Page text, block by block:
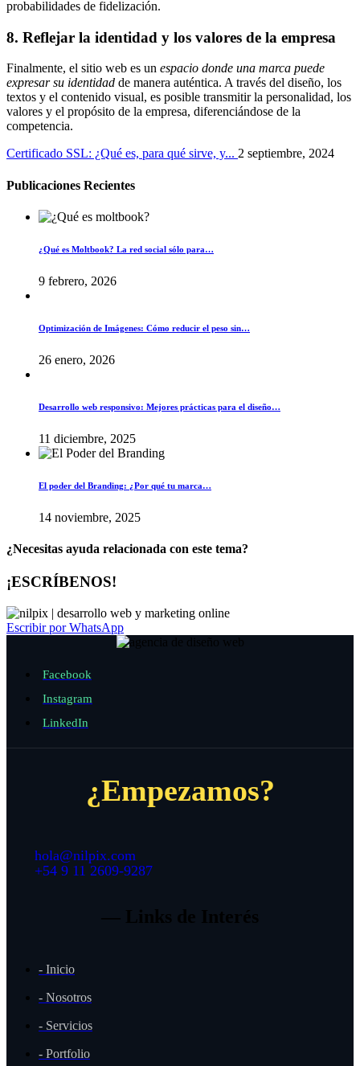
probabilidades de fidelización.
8. Reflejar la identidad y los valores de la empresa
Finalmente, el sitio web es un espacio donde una marca puede
expresar su identidad de manera auténtica. A través del diseño, los
textos y el contenido visual, es posible transmitir la personalidad, los
valores y el propósito de la empresa, diferenciándose de la
competencia.
Certificado SSL: ¿Qué es, para qué sirve, y... 2 septiembre, 2024
Publicaciones Recientes
¿Qué es Moltbook? La red social sólo para…
9 febrero, 2026
Optimización de Imágenes: Cómo reducir el peso sin…
26 enero, 2026
Desarrollo web responsivo: Mejores prácticas para el diseño…
11 diciembre, 2025
El poder del Branding: ¿Por qué tu marca…
14 noviembre, 2025
¿Necesitas ayuda relacionada con este tema?
¡ESCRÍBENOS!
Escribir por WhatsApp
Facebook
Instagram
LinkedIn
¿Empezamos?
hola@nilpix.com
+54 9 11 2609-9287
— Links de Interés
- Inicio
- Nosotros
- Servicios
- Portfolio